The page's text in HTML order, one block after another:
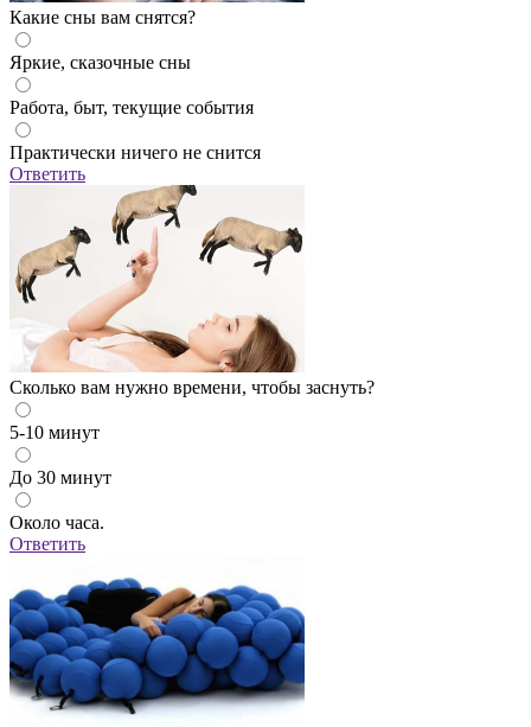
Какие сны вам снятся?
Яркие, сказочные сны
Работа, быт, текущие события
Практически ничего не снится
Ответить
Сколько вам нужно времени, чтобы заснуть?
5-10 минут
До 30 минут
Около часа.
Ответить